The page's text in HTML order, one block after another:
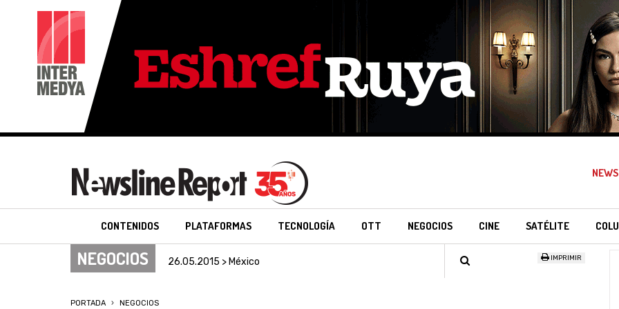
CONTENIDOS PLATAFORMAS TECNOLOGÍA OTT NEGOCIOS CINE SATÉLITE
NEGOCIOS 26.05.2015 > México IMPRIMIR
PORTADA NEGOCIOS